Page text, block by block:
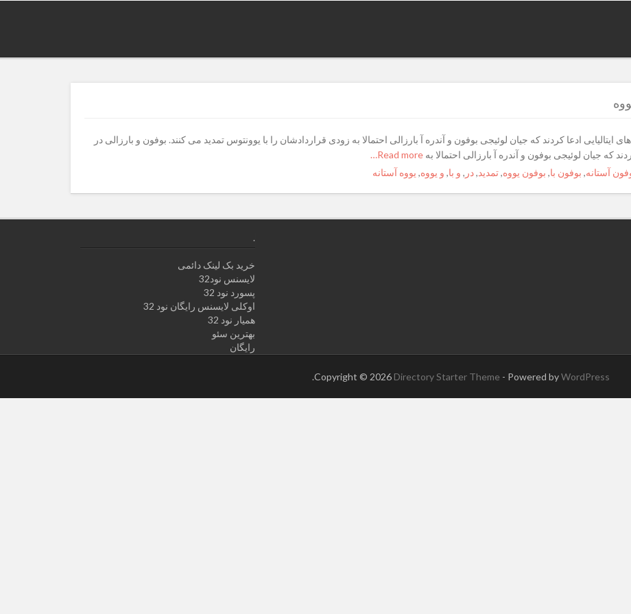
ایتالیایی ادعا کردند که جیان لوئیجی بوفون و آندره آ بارزالی احتمالا به زودی قراردادشان را ‏با یوونتوس تمدید می کنند.‏ بوفون و بارزالی در
که جیان لوئیجی بوفون و آندره آ بارزالی احتمالا به
آستانه, بوفون با, بوفون یووه,تمدید,در , و با, و یووه, یووه آستانه
.
خرید بک لینک دائمی
لایسنس نود32
پسورد نود 32
اوکلی لایسنس رایگان نود 32
همیار نود 32
بهترین سئو
رایگان
Copyright © 2026 Directory Starter Theme - Powered byWordPress
.